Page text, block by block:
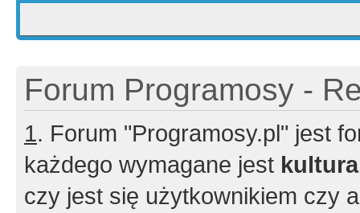
Forum Programosy -
1. Forum "Programosy.pl" jest
każdego wymagane jest
czy jest się użytkownikiem czy